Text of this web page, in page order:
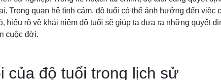
Trong quan hệ tình cảm, độ tuổi có thể ảnh hưởng đến việc
hiểu rõ về khái niệm độ tuổi sẽ giúp ta đưa ra những quyết
cuộc đời.
của độ tuổi trong lịch sử